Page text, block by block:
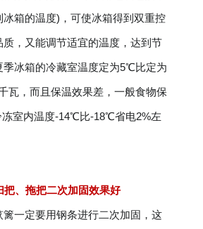
箱的温度)，可使冰箱得到双重控
，又能调节适宜的温度，达到节
季冰箱的冷藏室温度定为5℃比定为
瓦，而且保温效果差，一般食物保
室内温度-14℃比-18℃省电2%左
把、拖把二次加固效果好
篱一定要用钢条进行二次加固，这